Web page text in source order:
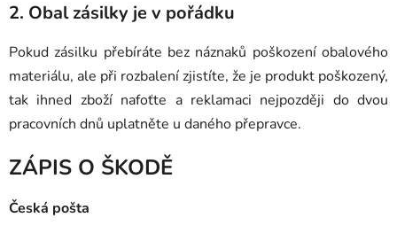
2. Obal zásilky je v pořádku
Pokud zásilku přebíráte bez náznaků poškození obalového
materiálu, ale při rozbalení zjistíte, že je produkt poškozený,
tak ihned zboží nafoťte a reklamaci nejpozději do dvou
pracovních dnů uplatněte u daného přepravce.
ZÁPIS O ŠKODĚ
Česká pošta